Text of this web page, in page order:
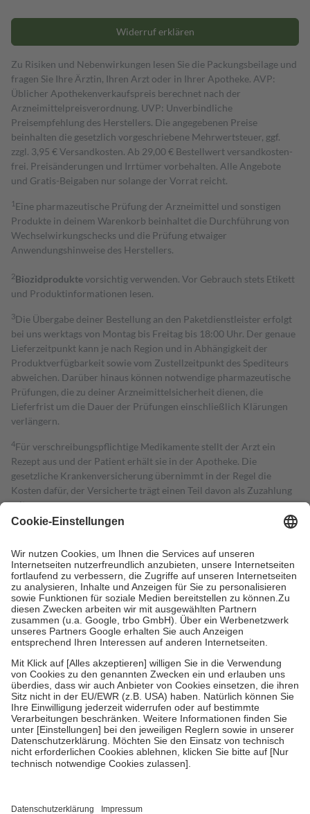
Widerruf erklären
Zu Risiken und Nebenwirkungen lesen Sie die Packungsbeilage und
fragen Sie Ihre Ärztin, Ihren Arzt oder in Ihrer Apotheke. AVP:
Üblicher Apothekenverkaufspreis berechnet nach der
Arzneimittelpreisverordnung. UVP: Unverbindliche
Preisempfehlung des Herstellers. Die angegebenen Preise
beinhalten die gesetzlich vorgeschriebene Mehrwertsteuer, ggf.
zzgl. 3,95 € Versandkosten. Ab 29,00 € Bestell­wert versand­kosten­
frei. Preisänderungen und Irrtümer vorbehalten. Alle Angebote
und Gratis-Beigaben nur solange der Vorrat reicht.
1 Eine pharmazeutische Prüfung der Arzneimittel und sonstigen
Produkte in deinem Warenkorb beinhaltet die Durchführung von
Wechselwirkungschecks und die Prüfung etwaiger
Anwendungshinweise des Herstellers.
2Biozidproduktevorsichtig verwenden. Vor Gebrauch stets Etikett
und Produktinformationen lesen.
3Die Übergabe deiner Bestellung an den Paketdienstleister erfolgt
bei uns werktags von Montag bis Freitag bis 18:00 Uhr. Der genaue
Lieferzeitpunkt kann je nach Region und in Abhängigkeit der
Produktverfügbarkeit sowie vom Zustellzeitpunkt des Spediteurs
abweichen. Darüber hinaus können notwendige pharmazeutische
Prüfungen, die zu deiner Arzneimittelsicherheit dienen, die
Lieferfrist um die Dauer der Prüfungen einschließlich Klärungen
verlängern.
4Für verschreibungspflichtige Medikamente stellt der Arzt ein
Rezept aus und der Patient erhält sie in der Apotheke. Die
gesetzliche Krankenversicherung übernimmt in der Regel die
Kosten dafür, der Versicherte trägt einen Teil davon als Zuzahlung
mit.
Grundsätzlich leisten Mitglieder Zuzahlungen in Höhe von zehn
höchstens zehn Euro.
Es sind jedoch nie mehr als die tatsächlichen
Kosten der Leistung zu entrichten.
Diese Regeln gelten grundsätzlich auch für Online-Apotheken.
Bei Heilmitteln und häuslicher Krankenpflege beträgt die
Zuzahlung zehn Prozent der Kosten sowie zehn Euro je
Verordnung.
Um das Engagement der Versicherten für ihre eigene Gesundheit zu
stärken und die besondere Stellung der Familie zu unterstützen,
fallenkeine Zuzahlungenan bei:
• Kindern und Jugendlichen bis zum vollendeten 18. Lebensjahr
mit Ausnahme der Fahrkosten
• Untersuchungen zur Vorsorge und Früherkennung, die von der
GKV getragen werden
• empfohlenen Schutzimpfungen
• Harn- und Blutteststreifen
getroffen, um sicherzustellen, dass es sich um echte Bewertungen